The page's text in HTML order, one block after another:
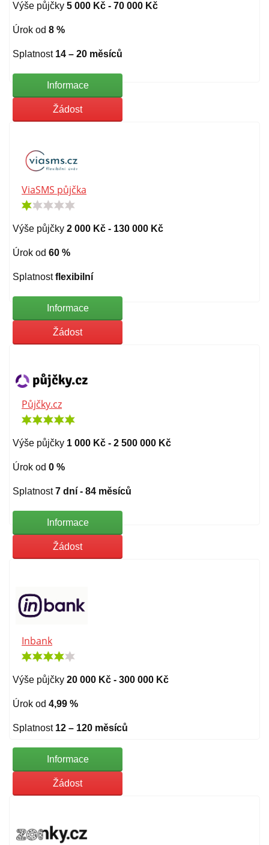
Výše půjčky 5 000 Kč - 70 000 Kč
Úrok od 8 %
Splatnost 14 – 20 měsíců
Informace
Žádost
ViaSMS půjčka
Výše půjčky 2 000 Kč - 130 000 Kč
Úrok od 60 %
Splatnost flexibilní
Informace
Žádost
Půjčky.cz
Výše půjčky 1 000 Kč - 2 500 000 Kč
Úrok od 0 %
Splatnost 7 dní - 84 měsíců
Informace
Žádost
Inbank
Výše půjčky 20 000 Kč - 300 000 Kč
Úrok od 4,99 %
Splatnost 12 – 120 měsíců
Informace
Žádost